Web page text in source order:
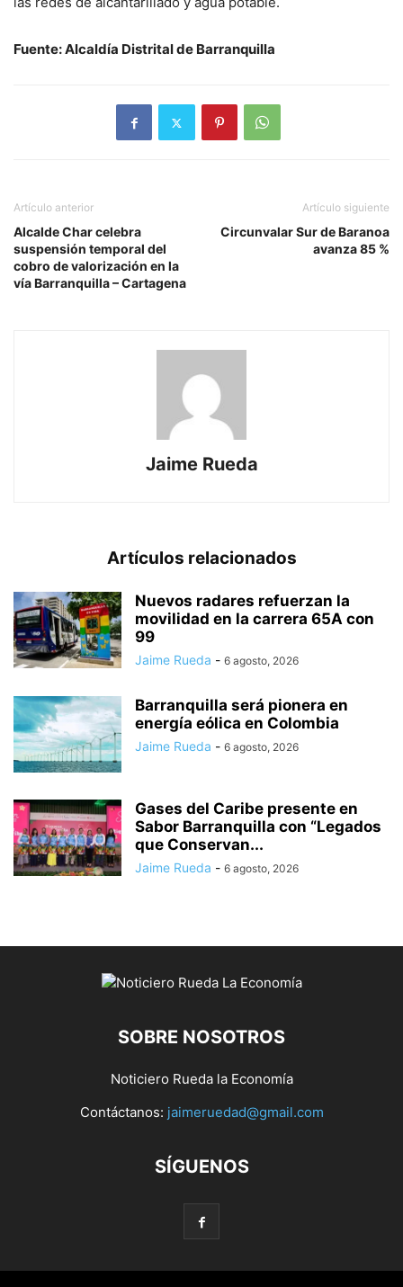
Fuente: Alcaldía Distrital de Barranquilla
Artículo anterior
Alcalde Char celebra
suspensión temporal del
cobro de valorización en la
vía Barranquilla – Cartagena
Artículo siguiente
Circunvalar Sur de Baranoa
avanza 85 %
Jaime Rueda
Artículos relacionados
Nuevos radares refuerzan la
movilidad en la carrera 65A con
99
Jaime Rueda - 6 agosto, 2026
Barranquilla será pionera en
energía eólica en Colombia
Jaime Rueda - 6 agosto, 2026
Gases del Caribe presente en
Sabor Barranquilla con “Legados
que Conservan...
Jaime Rueda - 6 agosto, 2026
SOBRE NOSOTROS
Noticiero Rueda la Economía
Contáctanos: jaimeruedad@gmail.com
SÍGUENOS